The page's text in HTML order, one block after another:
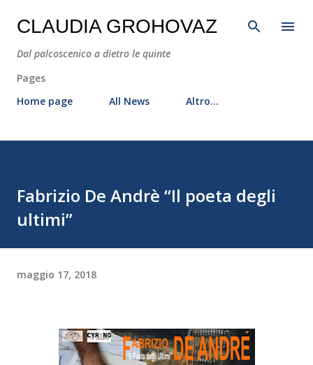
Passa ai contenuti principali
CLAUDIA GROHOVAZ
Dal palcoscenico a dietro le quinte
Pages
Home page
All News Altro…
Fabrizio De Andrè “Il poeta degli
ultimi”
maggio 17, 2018